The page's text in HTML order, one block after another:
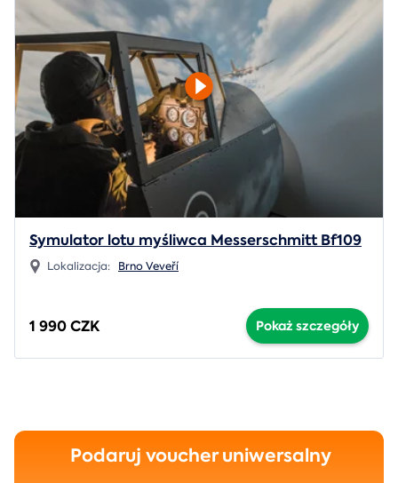
Symulator lotu myśliwca Messerschmitt Bf109
Lokalizacja: Brno Veveří
1 990 CZK Pokaż szczegóły
Podaruj voucher uniwersalny